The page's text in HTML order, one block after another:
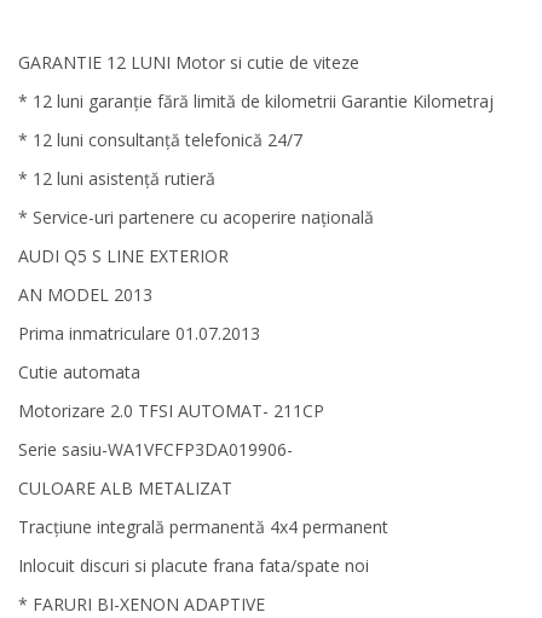
GARANTIE 12 LUNI Motor si cutie de viteze
* 12 luni garanție fără limită de kilometrii Garantie Kilometraj
* 12 luni consultanță telefonică 24/7
* 12 luni asistență rutieră
* Service-uri partenere cu acoperire națională
AUDI Q5 S LINE EXTERIOR
AN MODEL 2013
Prima inmatriculare 01.07.2013
Cutie automata
Motorizare 2.0 TFSI AUTOMAT- 211CP
Serie sasiu-WA1VFCFP3DA019906-
CULOARE ALB METALIZAT
Tracțiune integrală permanentă 4x4 permanent
Inlocuit discuri si placute frana fata/spate noi
* FARURI BI-XENON ADAPTIVE